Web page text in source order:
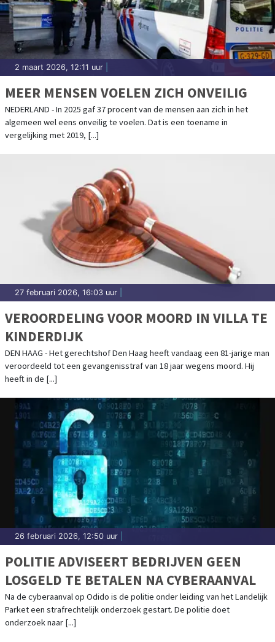
2 maart 2026, 12:11 uur
MEER MENSEN VOELEN ZICH ONVEILIG
NEDERLAND - In 2025 gaf 37 procent van de mensen aan zich in het
algemeen wel eens onveilig te voelen. Dat is een toename in
vergelijking met 2019, [...]
27 februari 2026, 16:03 uur
VEROORDELING VOOR MOORD IN VILLA TE
KINDERDIJK
DEN HAAG - Het gerechtshof Den Haag heeft vandaag een 81-jarige man
veroordeeld tot een gevangenisstraf van 18 jaar wegens moord. Hij
heeft in de [...]
26 februari 2026, 12:50 uur
POLITIE ADVISEERT BEDRIJVEN GEEN
LOSGELD TE BETALEN NA CYBERAANVAL
Na de cyberaanval op Odido is de politie onder leiding van het Landelijk
Parket een strafrechtelijk onderzoek gestart. De politie doet
onderzoek naar [...]